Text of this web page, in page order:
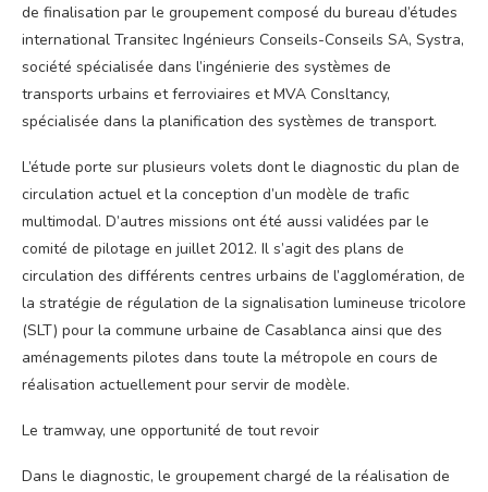
de finalisation par le groupement composé du bureau d’études
international Transitec Ingénieurs Conseils-Conseils SA, Systra,
société spécialisée dans l’ingénierie des systèmes de
transports urbains et ferroviaires et MVA Consltancy,
spécialisée dans la planification des systèmes de transport.
L’étude porte sur plusieurs volets dont le diagnostic du plan de
circulation actuel et la conception d’un modèle de trafic
multimodal. D’autres missions ont été aussi validées par le
comité de pilotage en juillet 2012. Il s’agit des plans de
circulation des différents centres urbains de l’agglomération, de
la stratégie de régulation de la signalisation lumineuse tricolore
(SLT) pour la commune urbaine de Casablanca ainsi que des
aménagements pilotes dans toute la métropole en cours de
réalisation actuellement pour servir de modèle.
Le tramway, une opportunité de tout revoir
Dans le diagnostic, le groupement chargé de la réalisation de